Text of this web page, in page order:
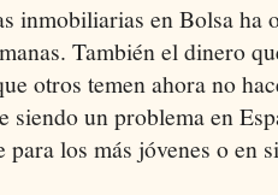
inmobiliarias en Bolsa ha
También el dinero
otros temen ahora no
siendo un problema en
para los más jóvenes o en